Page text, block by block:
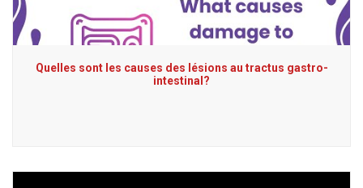
Quelles sont les causes des lésions au tractus gastro-
intestinal?